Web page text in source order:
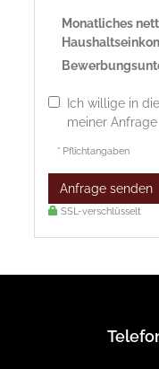
Monatliches
Ich willige in
meiner
* Pflichtangaben
Anfrage senden
SSL-verschlüsselt